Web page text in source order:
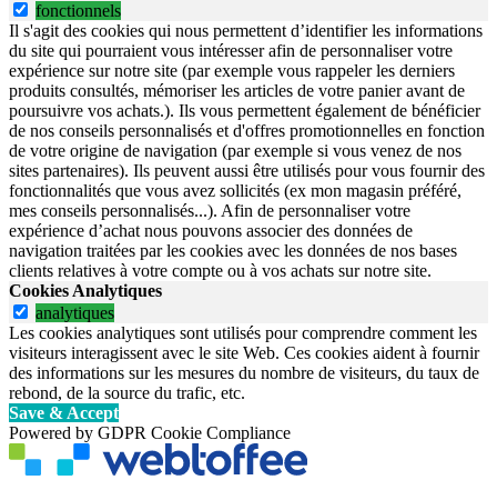
fonctionnels
Il s'agit des cookies qui nous permettent d’identifier les informations
du site qui pourraient vous intéresser afin de personnaliser votre
expérience sur notre site (par exemple vous rappeler les derniers
produits consultés, mémoriser les articles de votre panier avant de
poursuivre vos achats.). Ils vous permettent également de bénéficier
de nos conseils personnalisés et d'offres promotionnelles en fonction
de votre origine de navigation (par exemple si vous venez de nos
sites partenaires). Ils peuvent aussi être utilisés pour vous fournir des
fonctionnalités que vous avez sollicités (ex mon magasin préféré,
mes conseils personnalisés...). Afin de personnaliser votre
expérience d’achat nous pouvons associer des données de
navigation traitées par les cookies avec les données de nos bases
clients relatives à votre compte ou à vos achats sur notre site.
Cookies Analytiques
analytiques
Les cookies analytiques sont utilisés pour comprendre comment les
visiteurs interagissent avec le site Web. Ces cookies aident à fournir
des informations sur les mesures du nombre de visiteurs, du taux de
rebond, de la source du trafic, etc.
Save & Accept
Powered by GDPR Cookie Compliance